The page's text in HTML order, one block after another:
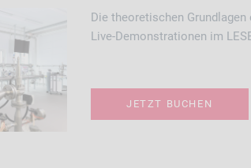
Die theoretischen Grundlagen
Live-Demonstrationen im
JETZT BUCHEN